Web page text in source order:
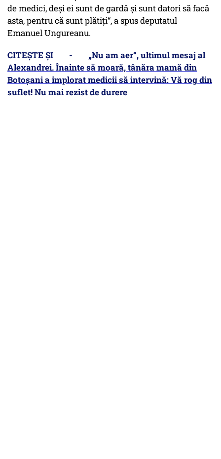
de medici, deși ei sunt de gardă și sunt datori să facă
asta, pentru că sunt plătiți“, a spus deputatul
Emanuel Ungureanu.
CITEȘTE ȘI - „Nu am aer“, ultimul mesaj al
Alexandrei. Înainte să moară, tânăra mamă din
Botoșani a implorat medicii să intervină: Vă rog din
suflet! Nu mai rezist de durere